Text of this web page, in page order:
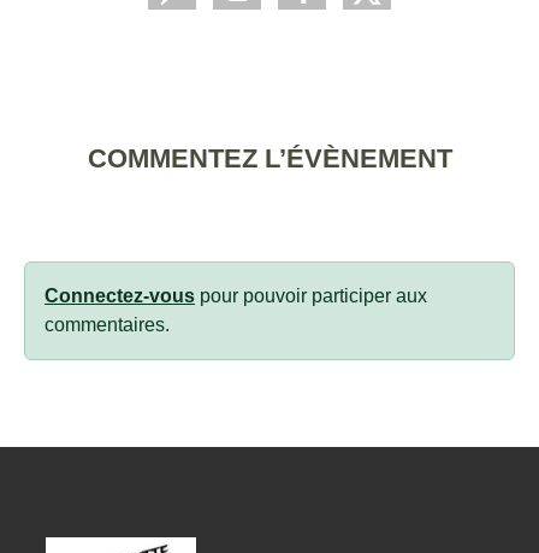
COMMENTEZ L’ÉVÈNEMENT
Connectez-vous pour pouvoir participer aux
commentaires.